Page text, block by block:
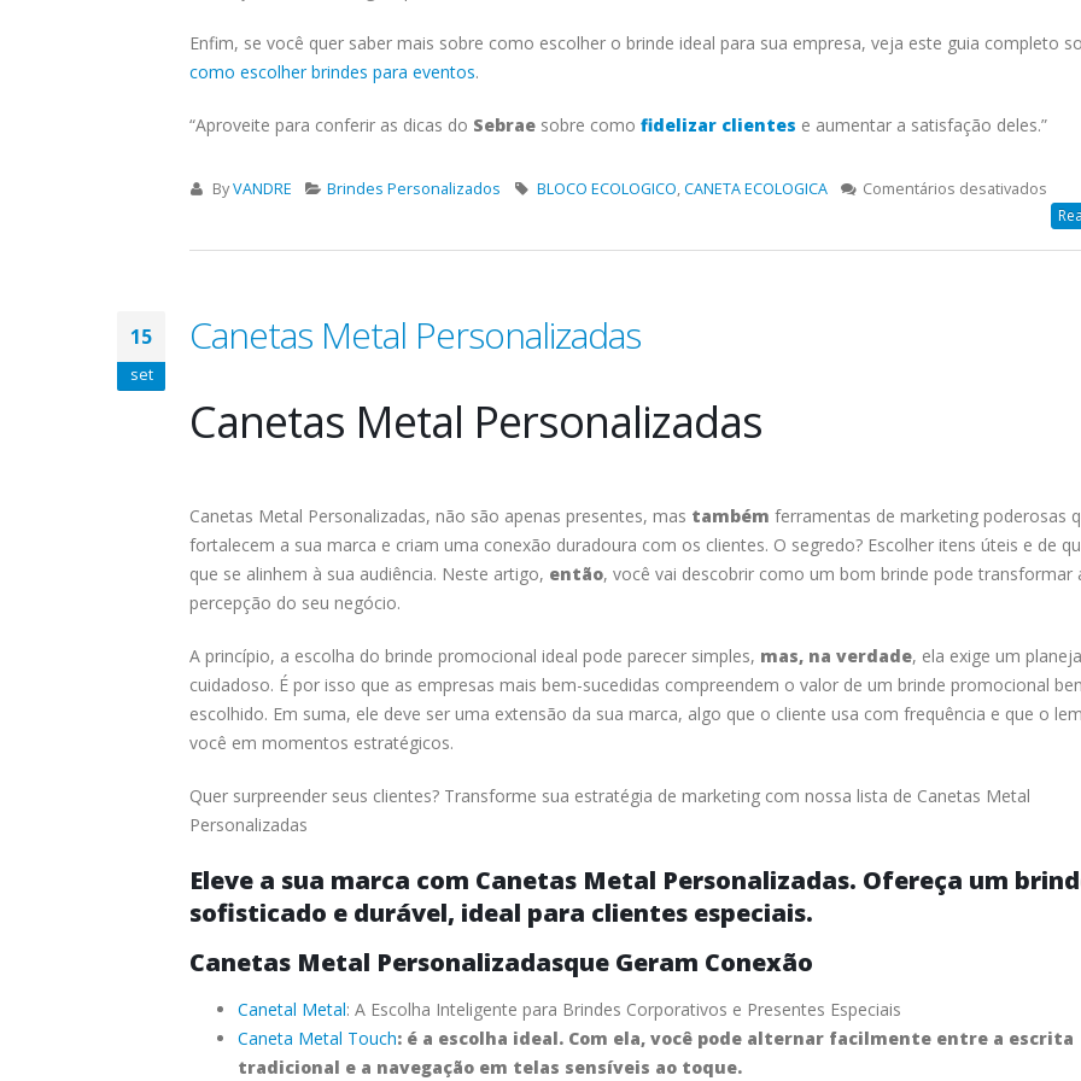
Enfim, se você quer saber mais sobre como escolher o brinde ideal para sua empresa, veja este guia completo
como escolher brindes para eventos.
“Aproveite para conferir as dicas do Sebrae sobre como fidelizar clientes e aumentar a satisfação deles.”
ByVANDRE Brindes Personalizados BLOCO ECOLOGICO,CANETA ECOLOGICA Comentários desativados
15
set
Canetas Metal Personalizadas
Canetas Metal Personalizadas
Canetas Metal Personalizadas, não são apenas presentes, mas também ferramentas de marketing poderosas
fortalecem a sua marca e criam uma conexão duradoura com os clientes. O segredo? Escolher itens úteis e de
que se alinhem à sua audiência. Neste artigo, então, você vai descobrir como um bom brinde pode transformar
percepção do seu negócio.
A princípio, a escolha do brinde promocional ideal pode parecer simples, mas, na verdade, ela exige um
cuidadoso. É por isso que as empresas mais bem-sucedidas compreendem o valor de um brinde promocional
escolhido. Em suma, ele deve ser uma extensão da sua marca, algo que o cliente usa com frequência e que o
você em momentos estratégicos.
Quer surpreender seus clientes? Transforme sua estratégia de marketing com nossa lista de Canetas Metal
Personalizadas
Eleve a sua marca com Canetas Metal Personalizadas. Ofereça um
sofisticado e durável, ideal para clientes especiais.
Canetas Metal Personalizadasque Geram Conexão
Canetal Metal: A Escolha Inteligente para Brindes Corporativos e Presentes Especiais
Caneta Metal Touch: é a escolha ideal. Com ela, você pode alternar facilmente entre a escrita
tradicional e a navegação em telas sensíveis ao toque.